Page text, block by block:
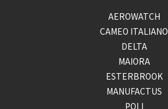
AEROWATCH
CAMEO ITALIANO
DELTA
MAIORA
ESTERBROOK
MANUFACTUS
POLI